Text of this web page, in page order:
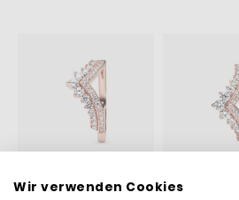
Wir verwenden Cookies